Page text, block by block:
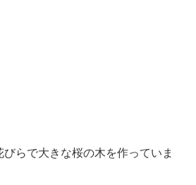
らで大きな桜の木を作っていま